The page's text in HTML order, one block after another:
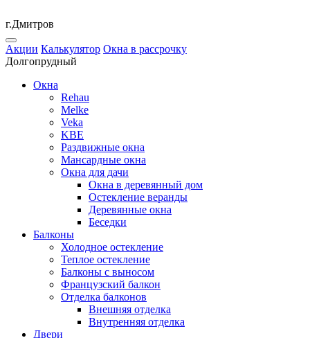
г.Дмитров
Акции Калькулятор Окна в рассрочку
Долгопрудный
Окна
Rehau
Melke
Veka
KBE
Раздвижные окна
Мансардные окна
Окна для дачи
Окна в деревянный дом
Остекление веранды
Деревянные окна
Беседки
Балконы
Холодное остекление
Теплое остекление
Балконы с выносом
Французский балкон
Отделка балконов
Внешняя отделка
Внутренняя отделка
Двери